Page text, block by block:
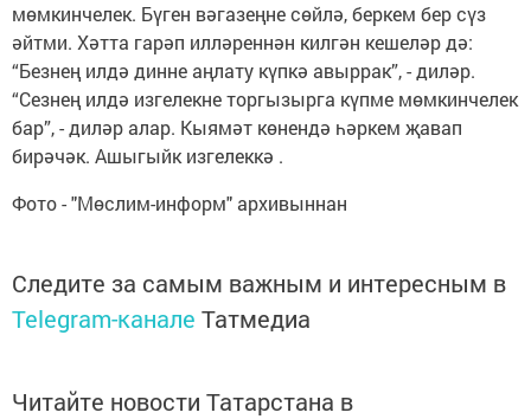
мөмкинчелек. Бүген вәгазеңне сөйлә, беркем бер сүз
әйтми. Хәтта гарәп илләреннән килгән кешеләр дә:
“Безнең илдә динне аңлату күпкә авыррак”, - диләр.
“Сезнең илдә изгелекне торгызырга күпме мөмкинчелек
бар”, - диләр алар. Кыямәт көнендә һәркем җавап
бирәчәк. Ашыгыйк изгелеккә .
Фото - "Мөслим-информ" архивыннан
Следите за самым важным и интересным в
Telegram-канале Татмедиа
Читайте новости Татарстана в